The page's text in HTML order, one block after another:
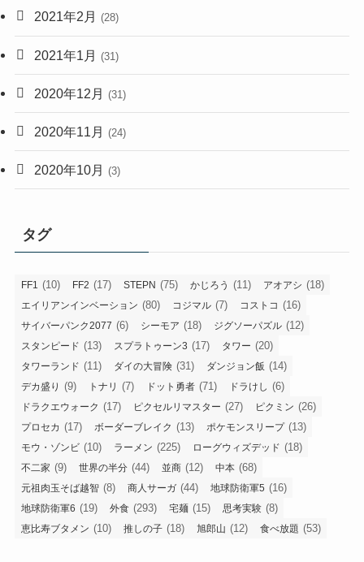
2021年2月 (28)
2021年1月 (31)
2020年12月 (31)
2020年11月 (24)
2020年10月 (3)
タグ
FF1 (10) FF2 (17) STEPN (75) かじろう (11) アオアシ (18)
エイリアンインベーション (80) コジマル (7) コストコ (16)
サイバーパンク2077 (6) シーモア (18) ジグソーパズル (12)
スタンピード (13) スプラトゥーン3 (17) タワー (20)
タワーランド (11) ダイの大冒険 (31) ダンジョン飯 (14)
デカ盛り (9) トナリ (7) ドット勇者 (71) ドラけし (6)
ドラクエウォーク (17) ピクセルリマスター (27) ピクミン (26)
プロセカ (17) ボーダーブレイク (13) ポケモンスリープ(13)
モウ・ゾンビ (10) ラーメン (225) ローグウィズデッド (18)
不二家 (9) 世界の半分 (44) 並商 (12) 中本 (68)
元祖肉玉そば越智 (8) 商人サーガ (44) 地球防衛軍5 (16)
地球防衛軍6 (19) 外食 (293) 宅麺 (15) 思考実験 (8)
恵比寿ブタメン (10) 推しの子 (18) 旭郎山 (12) 食べ放題 (53)